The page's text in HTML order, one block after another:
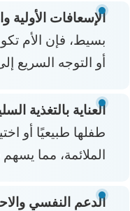
الإسعافات الأولية
بسيط، فإن الأم
أو التوجه السريع
العناية بالتغذية
طفلها طبيعيًا أو
الملائمة، مما
الدعم النفسي